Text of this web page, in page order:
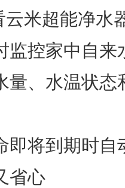
米超能净水
监控家中自
量、水温状
即将到期时
省心